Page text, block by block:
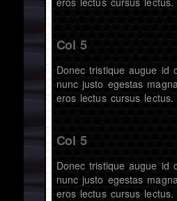
Col 5
Donec tristique augue id
nunc justo egestas
eros lectus cursus lectus.
Col 5
Donec tristique augue id
nunc justo egestas
eros lectus cursus lectus.